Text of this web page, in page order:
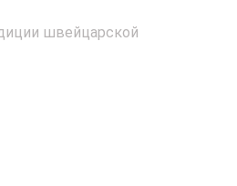
швейцарской